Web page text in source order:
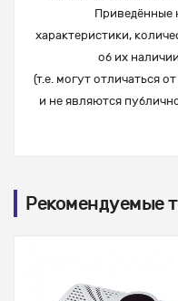
Приведённые
характеристики,
об их
(т.е. могут отличаться
и не являются
Рекомендуемые